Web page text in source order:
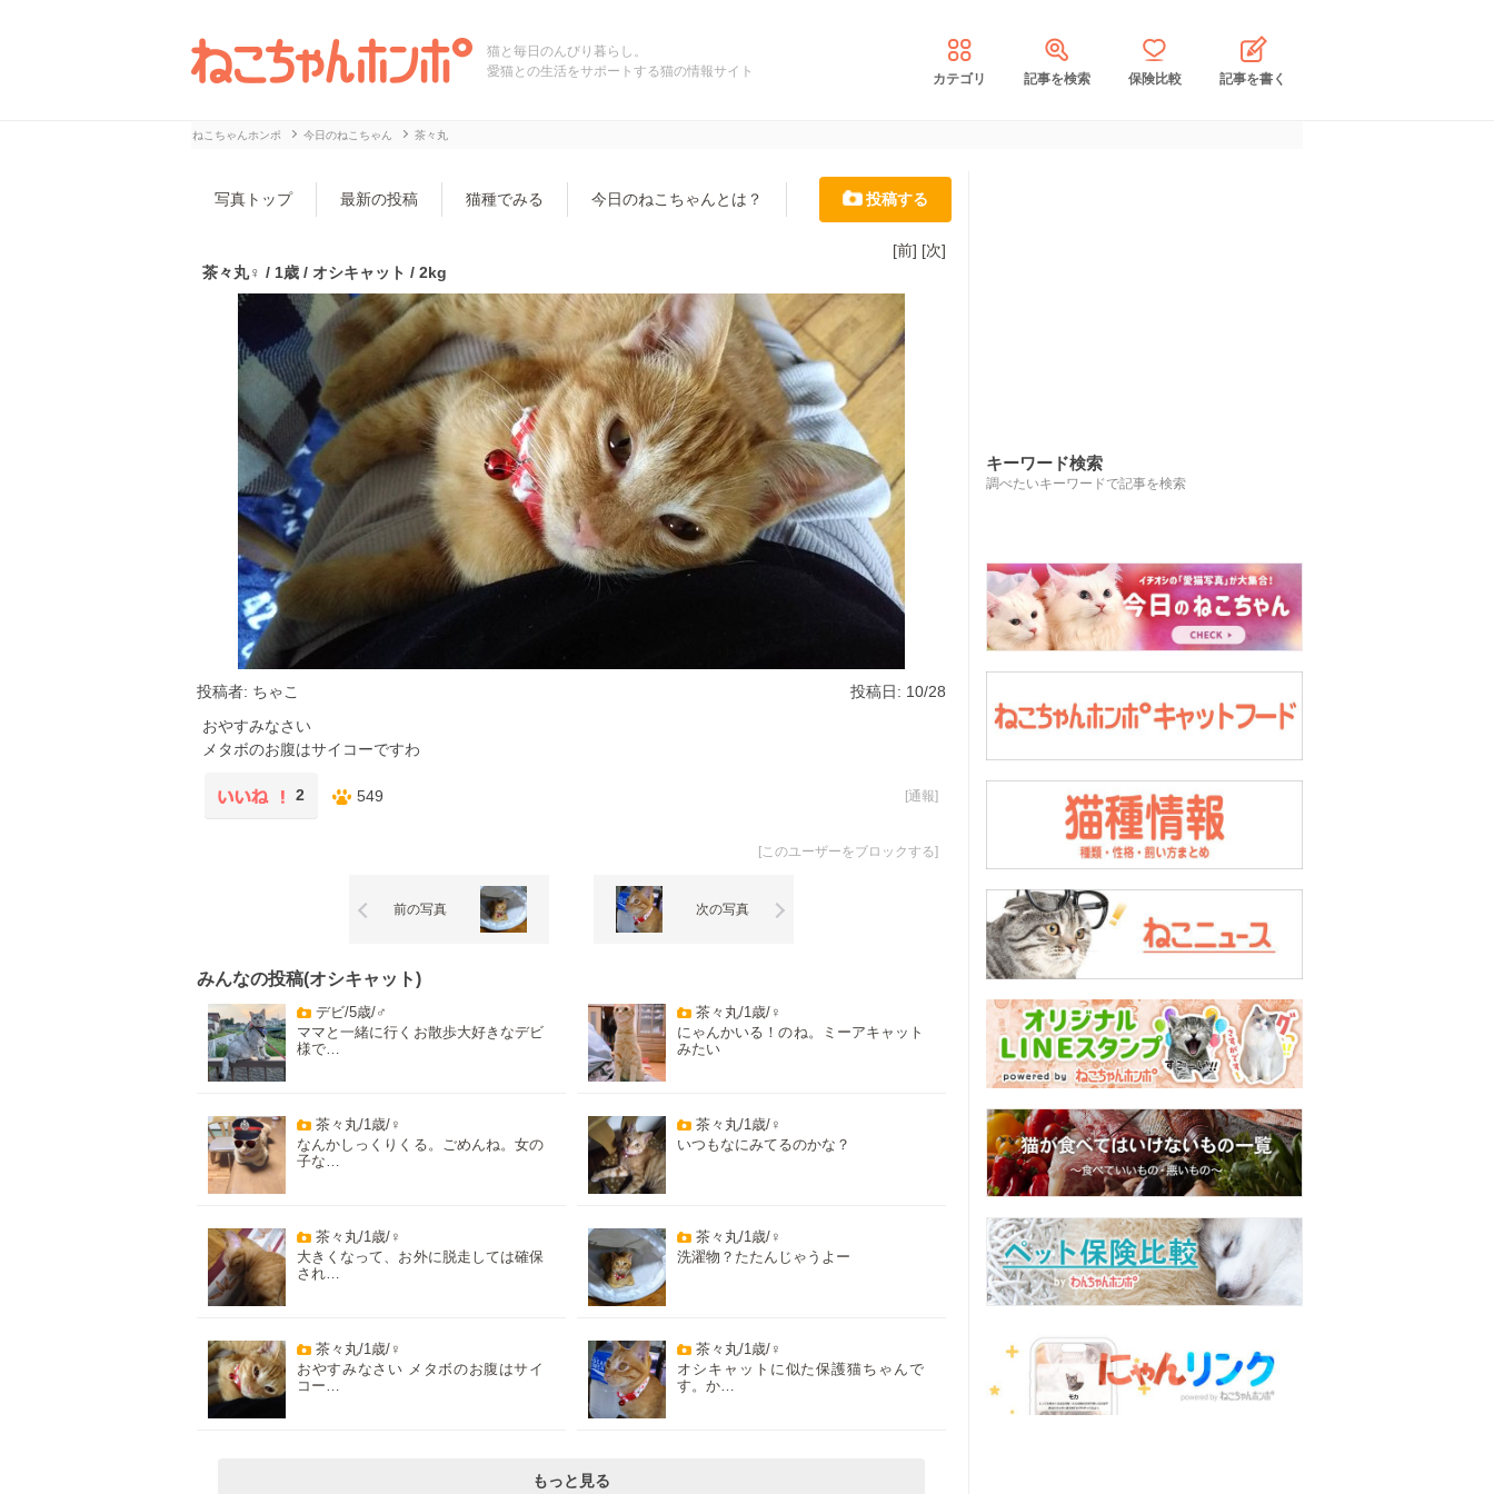
猫と毎日のんびり暮らし。
愛猫との生活をサポートする猫の情報サイト
カテゴリ 記事を検索 保険比較 記事を書く
ねこちゃんホンポ 今日のねこちゃん 茶々丸
写真トップ 最新の投稿 猫種でみる 今日のねこちゃんとは？ 投稿する
[前] [次]
茶々丸♀ / 1歳 / オシキャット / 2kg
投稿者: ちゃこ
投稿日: 10/28
おやすみなさい
メタボのお腹はサイコーですわ
2 549 [通報]
[このユーザーをブロックする]
前の写真 次の写真
みんなの投稿(オシキャット)
デビ/5歳/♂
ママと一緒に行くお散歩大好きなデビ
様で…
茶々丸/1歳/♀
にゃんかいる！のね。ミーアキャット
みたい
茶々丸/1歳/♀
なんかしっくりくる。ごめんね。女の
子な…
茶々丸/1歳/♀
いつもなにみてるのかな？
茶々丸/1歳/♀
大きくなって、お外に脱走しては確保
され…
茶々丸/1歳/♀
洗濯物？たたんじゃうよー
茶々丸/1歳/♀
おやすみなさい メタボのお腹はサイ
コー…
茶々丸/1歳/♀
オシキャットに似た保護猫ちゃんで
す。か…
もっと見る
キーワード検索
調べたいキーワードで記事を検索